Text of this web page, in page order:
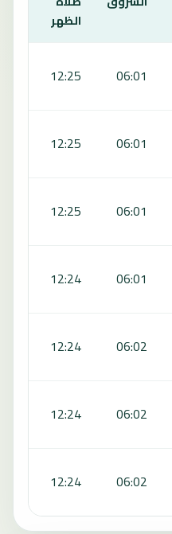
الظهر
06:01
12:25
06:01
12:25
06:01
12:25
06:01
12:24
06:02
12:24
06:02
12:24
06:02
12:24